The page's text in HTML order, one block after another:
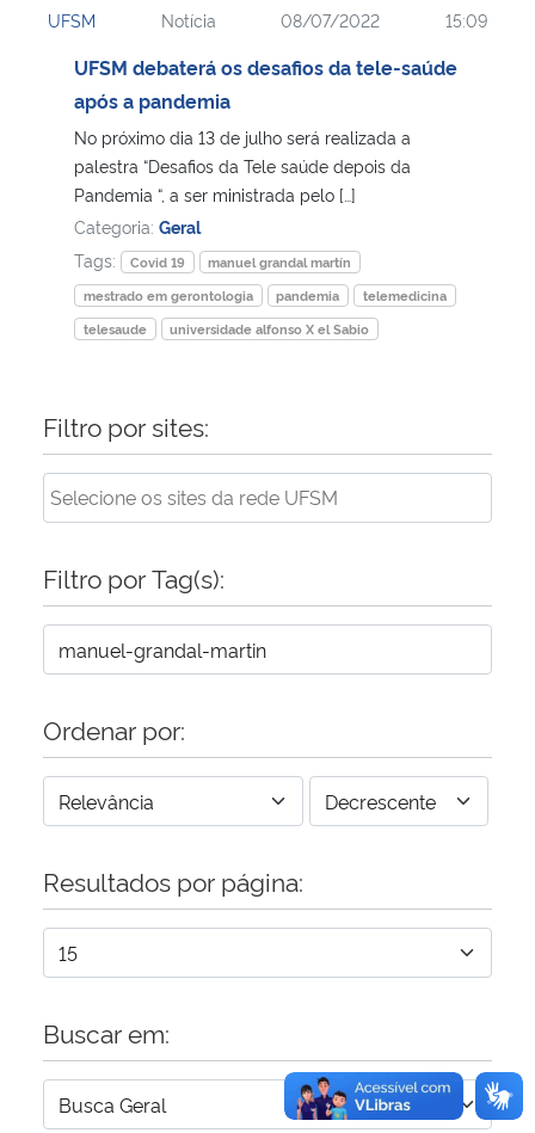
Ministério da Cidadania
Ministério de Minas e Energia
Ministério da Ciência, Tecnologia, Inovações e Comunicações
Ministério do Meio Ambiente
Ministério do Turismo
Ministério da Mulher, da Família e dos Direitos Humanos
Secretaria-Geral
Secretaria de Governo
Advocacia-Geral da União
Planalto
UFSM Notícia 08/07/2022 15:09
UFSM debaterá os desafios da tele-saúde
após a pandemia
No próximo dia 13 de julho será realizada a
palestra “Desafios da Tele saúde depois da
Pandemia “, a ser ministrada pelo […]
Categoria: Geral
Tags:
Covid 19
manuel grandal martín
mestrado em gerontologia
pandemia
telemedicina
telesaude
universidade alfonso X el Sabio
Filtro por sites:
Filtro por Tag(s):
Ordenar por:
Resultados por página:
Buscar em: